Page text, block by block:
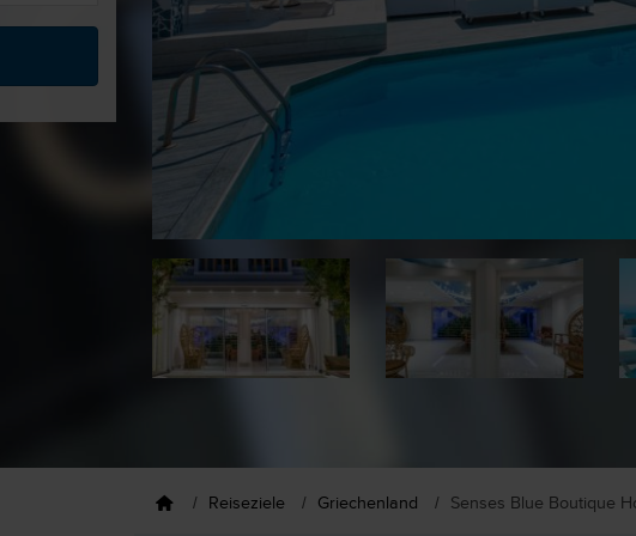
Reiseziele Griechenland Senses Blue Boutique